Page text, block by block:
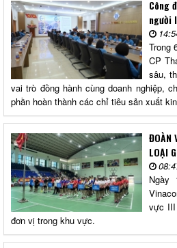
Công
người
Trong
CP
sâu,
vai trò đồng hành cùng doanh nghiệp,
phần hoàn thành các chỉ tiêu sản xuất
ĐOÀN
LOẠI
Ngày
vực III
đơn vị trong khu vực.